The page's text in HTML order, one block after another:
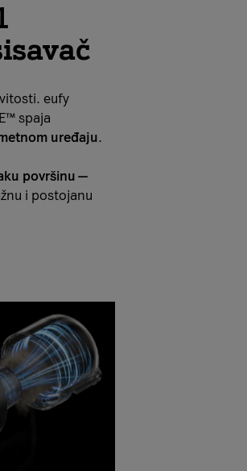
eufy
spaja
uređaju.
površinu —
i postojanu